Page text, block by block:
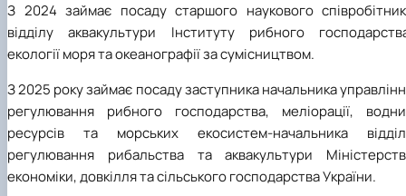
З 2024 займає посаду старшого наукового
відділу аквакультури Інституту рибного
екології моря та океанографії за сумісництвом.
З 2025 року займає посаду заступника начальника
регулювання рибного господарства, меліорації,
ресурсів та морських екосистем-начальника
регулювання рибальства та аквакультури
економіки, довкілля та сільського господарства України.